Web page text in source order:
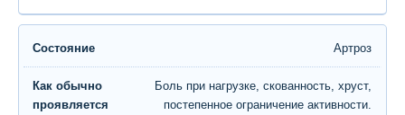
Артроз
Боль при нагрузке, скованность, хруст,
постепенное ограничение активности.